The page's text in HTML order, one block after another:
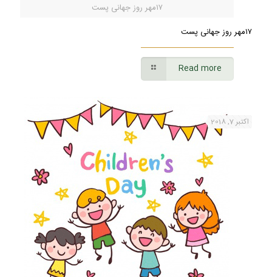
۱۷مهر روز جهانی پست
۱۷مهر روز جهانی پست
Read more
اکتبر 7, 2018